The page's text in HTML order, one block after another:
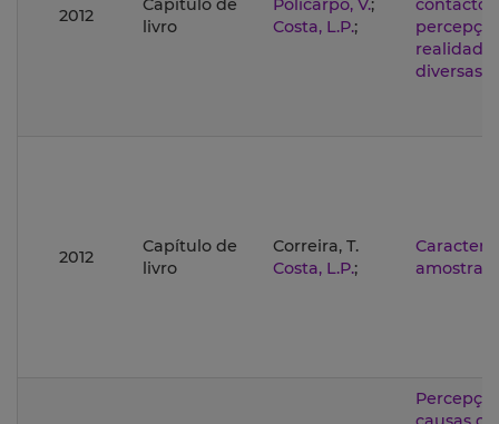
2012
Capítulo de
livro
Policarpo, V.;
Costa, L.P.;
contacto
diversas.
2012
Capítulo de
livro
Correira, T.
Costa, L.P.;
amostra